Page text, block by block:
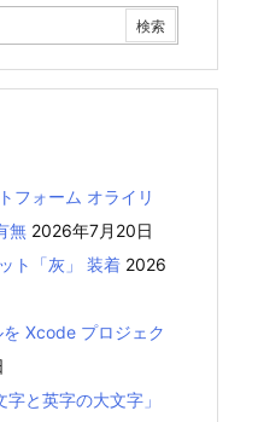
フォーム オライリ
無 2026年7月20日
ト「灰」 装着 2026
Xcode プロジェク
と英字の大文字」